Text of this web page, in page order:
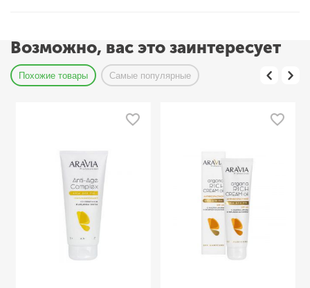
Возможно, вас это заинтересует
Похожие товары Самые популярные